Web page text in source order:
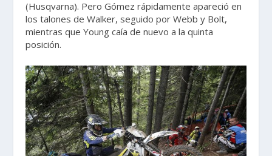
(Husqvarna). Pero Gómez rápidamente apareció en
los talones de Walker, seguido por Webb y Bolt,
mientras que Young caía de nuevo a la quinta
posición.